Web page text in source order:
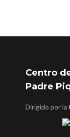
Centro
Padre
Dirigido por la